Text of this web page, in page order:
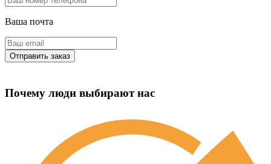
Ваша почта
Почему люди выбирают нас